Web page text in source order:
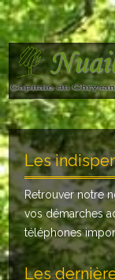
NUAILLÉ
Plan de Nuaillé
Sentiers
Guide annuel
Histoire
Galerie
LA MAIRIE
Les
Retrouver notre
vos démarches
téléphones
Les